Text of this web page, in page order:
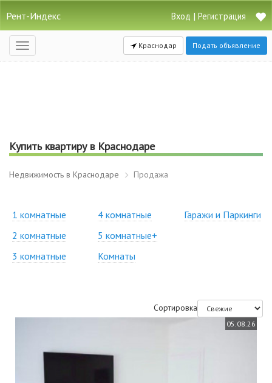
Рент-Индекс Вход | Регистрация
Открыть
навигацию
Краснодар Подать объявление
Купить квартиру в Краснодаре
Недвижимость в Краснодаре Продажа
1 комнатные
2 комнатные
3 комнатные
4 комнатные
5 комнатные+
Комнаты
Гаражи и Паркинги
Сортировка
05.08.26